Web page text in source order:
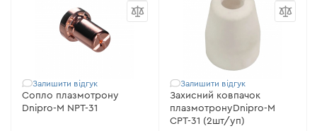
Залишити відгук
Сопло плазмотрону
Dnipro-M NPT-31
Залишити відгук
Захисний ковпачок
плазмотронуDnipro-M
CPT-31 (2шт/уп)